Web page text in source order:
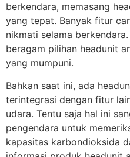
berkendara, memasang
yang tepat. Banyak fitur
nikmati selama
beragam pilihan headunit
yang mumpuni.
Bahkan saat ini, ada
terintegrasi dengan fitur
udara. Tentu saja hal ini
pengendara untuk
kapasitas karbondioksida